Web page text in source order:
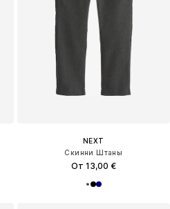
NEXT
Скинни Штаны
От 13,00 €